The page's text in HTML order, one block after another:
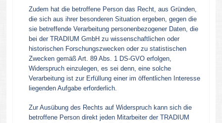
Zudem hat die betroffene Person das Recht, aus Gründen,
die sich aus ihrer besonderen Situation ergeben, gegen die
sie betreffende Verarbeitung personenbezogener Daten, die
bei der TRADIUM GmbH zu wissenschaftlichen oder
historischen Forschungszwecken oder zu statistischen
Zwecken gemäß Art. 89 Abs. 1 DS-GVO erfolgen,
Widerspruch einzulegen, es sei denn, eine solche
Verarbeitung ist zur Erfüllung einer im öffentlichen Interesse
liegenden Aufgabe erforderlich.
Zur Ausübung des Rechts auf Widerspruch kann sich die
betroffene Person direkt jeden Mitarbeiter der TRADIUM